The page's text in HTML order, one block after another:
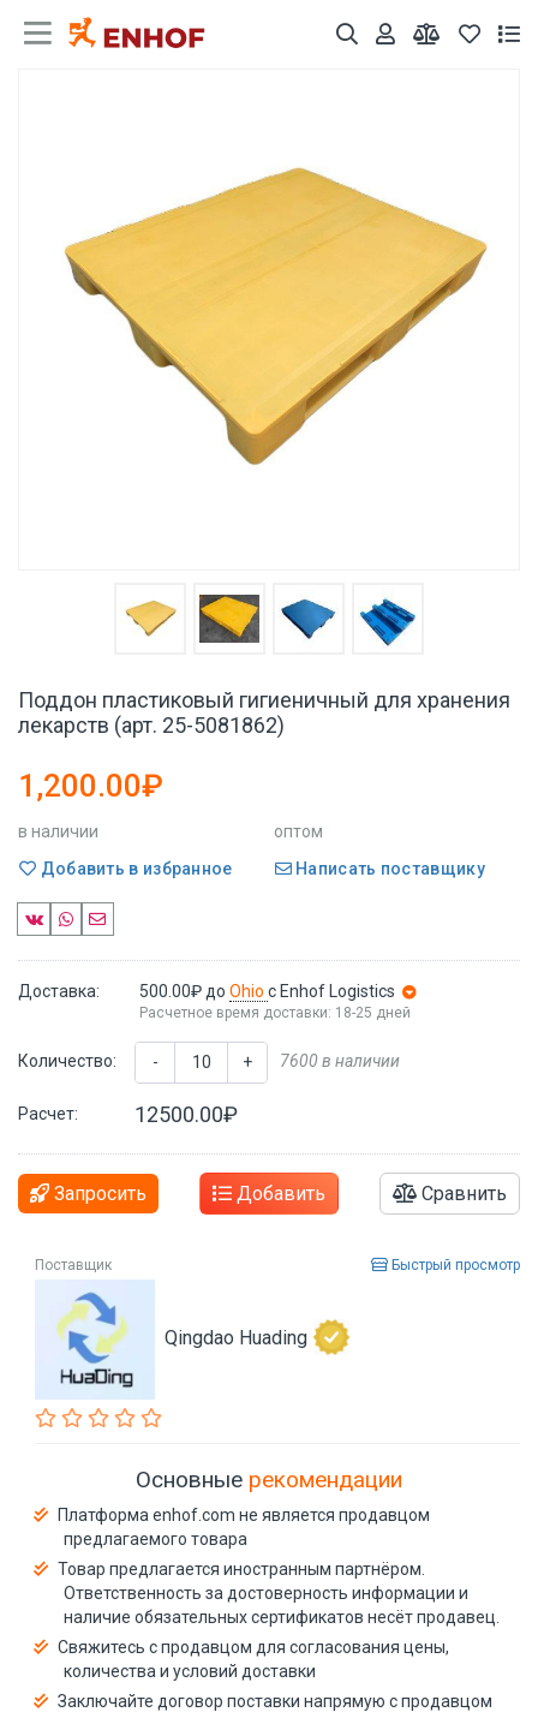
Поддон пластиковый гигиеничный для хранения
лекарств (арт. 25-5081862)
1,200.00₽
в наличии
оптом
Добавить в избранное
Написать поставщику
Доставка: 500.00₽ до Ohio с Enhof Logistics
Расчетное время доставки: 18-25 дней
Количество: - + 7600 в наличии
Расчет: 12500.00₽
Запросить Добавить Сравнить
Поставщик Быстрый просмотр
Qingdao Huading
Основные рекомендации
Платформа enhof.com не является продавцом
предлагаемого товара
Товар предлагается иностранным партнёром.
Ответственность за достоверность информации и
наличие обязательных сертификатов несёт продавец.
Свяжитесь с продавцом для согласования цены,
количества и условий доставки
Заключайте договор поставки напрямую с продавцом